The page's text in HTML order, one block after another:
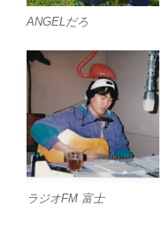
ANGELだろ
ラジオFM 富士